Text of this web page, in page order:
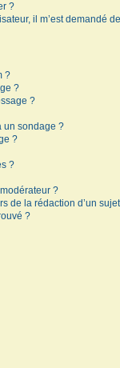
?
il m’est demandé
?
?
?
un sondage ?
?
?
?
de la rédaction d’un
?